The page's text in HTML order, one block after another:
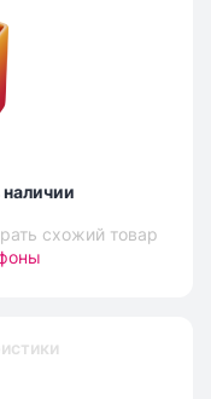
схожий товар